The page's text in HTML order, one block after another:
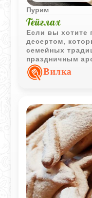
Пурим
Тейглах
Если вы хотите
десертом,
семейных
праздничным
внимание на
шарики в
Шана и Пурим
днях.
Вилка